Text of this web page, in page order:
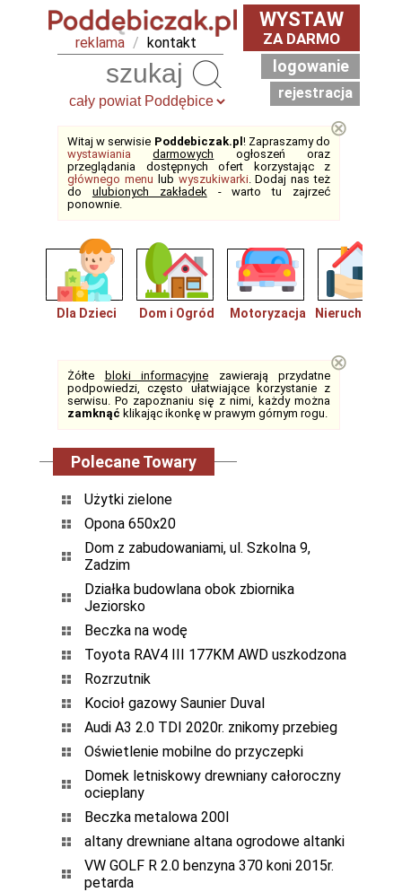
reklama / kontakt
WYSTAW
ZA DARMO
logowanie
rejestracja
Witaj w serwisie Poddebiczak.pl ! Zapraszamy do
wystawiania
darmowych ogłoszeń oraz
przeglądania dostępnych ofert korzystając z
głównego menu lub wyszukiwarki. Dodaj nas też
do ulubionych zakładek- warto tu zajrzeć
ponownie.
⊗
Dla Dzieci Dom i Ogród Motoryzacja
Żółte bloki informacyjne zawierają przydatne
podpowiedzi, często ułatwiające korzystanie z
serwisu. Po zapoznaniu się z nimi, każdy można
zamknąć klikając ikonkę w prawym górnym rogu.
⊗
Polecane Towary
Użytki zielone
Opona 650x20
Dom z zabudowaniami, ul. Szkolna 9,
Zadzim
Działka budowlana obok zbiornika
Jeziorsko
Beczka na wodę
Toyota RAV4 III 177KM AWD uszkodzona
Rozrzutnik
Kocioł gazowy Saunier Duval
Audi A3 2.0 TDI 2020r. znikomy przebieg
Oświetlenie mobilne do przyczepki
Domek letniskowy drewniany całoroczny
ocieplany
Beczka metalowa 200l
altany drewniane altana ogrodowe altanki
VW GOLF R 2.0 benzyna 370 koni 2015r.
petarda